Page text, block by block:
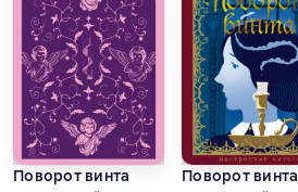
Поворот винта
Поворот винта